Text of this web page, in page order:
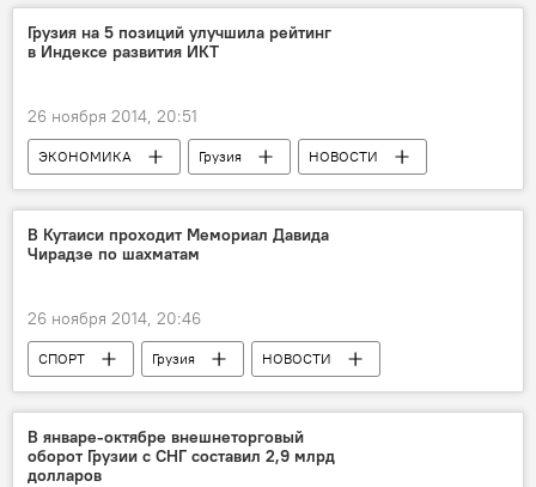
Грузия на 5 позиций улучшила рейтинг
в Индексе развития ИКТ
26 ноября 2014, 20:51
ЭКОНОМИКА Грузия НОВОСТИ
В Кутаиси проходит Мемориал Давида
Чирадзе по шахматам
26 ноября 2014, 20:46
СПОРТ Грузия НОВОСТИ
В январе-октябре внешнеторговый
оборот Грузии с СНГ составил 2,9 млрд
долларов